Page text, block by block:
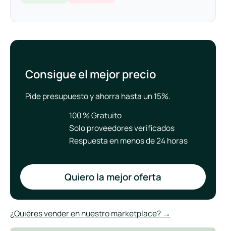
Consigue el mejor precio
Pide presupuesto y ahorra hasta un 15%.
100 % Gratuito
Solo proveedores verificados
Respuesta en menos de 24 horas
Quiero la mejor oferta
¿Quiéres vender en nuestro marketplace? →